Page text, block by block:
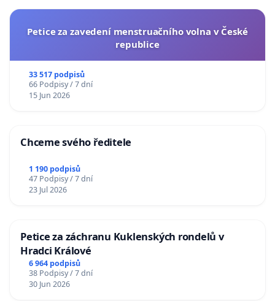
Petice za zavedení menstruačního volna v České
republice
33 517 podpisů
66 Podpisy / 7 dní
15 Jun 2026
Chceme svého ředitele
1 190 podpisů
47 Podpisy / 7 dní
23 Jul 2026
Petice za záchranu Kuklenských rondelů v
Hradci Králové
6 964 podpisů
38 Podpisy / 7 dní
30 Jun 2026